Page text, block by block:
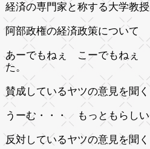
経済の専門家と称する大学教
阿部政権の経済政策について
あーでもねぇ こーでもねぇ
た。
賛成しているヤツの意見を聞
うーむ・・・ もっともらし
反対しているヤツの意見を聞く